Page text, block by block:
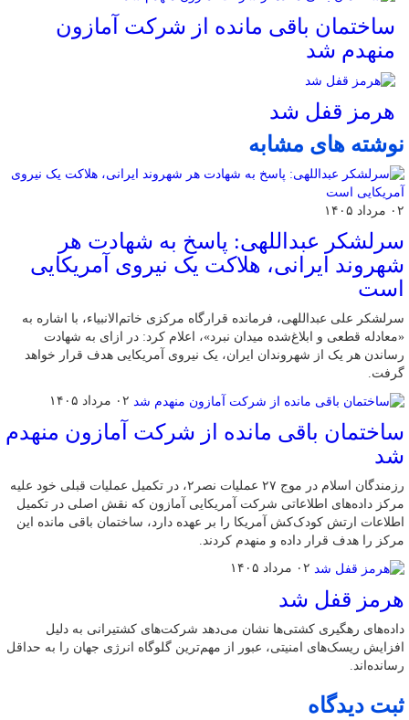
ساختمان باقی مانده از شرکت آمازون
منهدم شد
هرمز قفل شد
نوشته های مشابه
۰۲ مرداد ۱۴۰۵
سرلشکر عبداللهی: پاسخ به شهادت هر
شهروند ایرانی، هلاکت یک نیروی آمریکایی
است
سرلشکر علی عبداللهی، فرمانده قرارگاه مرکزی خاتم‌الانبیاء، با اشاره به
«معادله قطعی و ابلاغ‌شده میدان نبرد»، اعلام کرد: در ازای به شهادت
رساندن هر یک از شهروندان ایران، یک نیروی آمریکایی هدف قرار خواهد
گرفت.
۰۲ مرداد ۱۴۰۵
ساختمان باقی مانده از شرکت آمازون منهدم
شد
رزمندگان اسلام در موج ۲۷ عملیات نصر۲، در تکمیل عملیات قبلی خود علیه
مرکز داده‌های اطلاعاتی شرکت آمریکایی آمازون که نقش اصلی در تکمیل
اطلاعات ارتش کودک‌کش آمریکا را بر عهده دارد، ساختمان باقی مانده این
مرکز را هدف قرار داده و منهدم کردند.
۰۲ مرداد ۱۴۰۵
هرمز قفل شد
داده‌های رهگیری کشتی‌ها نشان می‌دهد شرکت‌های کشتیرانی به دلیل
افزایش ریسک‌های امنیتی، عبور از مهم‌ترین گلوگاه انرژی جهان را به حداقل
رسانده‌اند.
ثبت دیدگاه